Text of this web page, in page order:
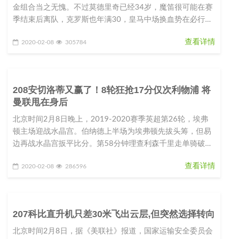
金组合当之无愧。不过莫德里奇已经34岁，魔笛很可能在赛
季结束后离队，克罗斯也年满30，皇马中场换血势在必行。
2020-02-08 305784 查看详情
208安切洛蒂又赢了！8轮狂抢17分仅次利物浦 将
曼联甩在身后
北京时间2月8日晚上，2019-2020赛季英超第26轮，埃弗
顿主场迎战水晶宫。伯纳德上半场为埃弗顿先拔头筹，但易
边再战水晶宫扳平比分。第58分钟理查利森千里走单骑破
2020-02-08 286596 查看详情
207科比直升机只差30米飞出云层,但突然选择转向
北京时间2月8日，据《美联社》报道，国家运输安全委员会